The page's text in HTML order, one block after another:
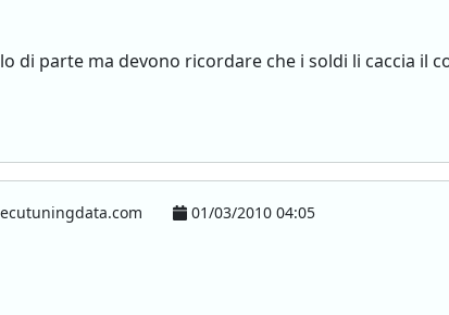
di parte ma devono ricordare che i soldi li caccia il
01/03/2010 04:05